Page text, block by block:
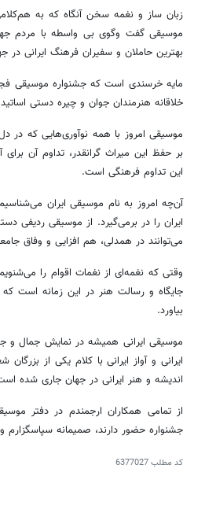
زبان ساز و نغمه سخن آنگاه که به
موسیقی گفت وگویبی واسطه با مردم
بهترین حاملان و سفیران فرهنگ ایرانی در
مایه خرسندی است که جشنواره موسیقی فجر
خلاقانه هنرمندان جوان و چیره دستی
موسیقی امروز با همه نوآوری‌هایی که
بر حفظ این میراث گرانقدر، تداوم آن
این تداوم فرهنگی است.
آن‌چه امروز به نام موسیقی ایران
ایران را در برمی‌گیرد. از موسیقی ردیفی
می‌توانند در همدلی، هم افزایی و وفاق
وقتی که نغمه‌ایاز نغمات اقوام را
جایگاه و رسالت هنر در این زمانه است
بیاورد.
موسیقی ایرانی همیشه در نمایش جمال و
ایرانی و آواز ایرانی باکلام یکی از بزرگان
اندیشه و هنر ایرانی در جهان جاری شده
از تمامی همکاران ارجمندم در دفتر
جشنواره حضور دارند، صمیمانه سپاسگزارم
کد مطلب6377027روزنامه‌های صبح پنج‌شنبه ۱۵ مرداد ۱۴۰۵